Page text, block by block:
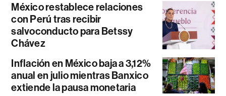
México restablece relaciones
con Perú tras recibir
salvoconducto para Betssy
Chávez
Inflación en México baja a 3,12%
anual en julio mientras Banxico
extiende la pausa monetaria